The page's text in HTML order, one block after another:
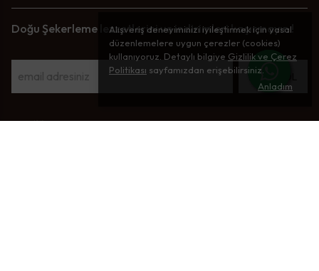
Alışveriş deneyiminizi iyileştirmek için yasal
düzenlemelere uygun çerezler (cookies)
kullanıyoruz. Detaylı bilgiye Gizlilik ve Çerez
Politikası sayfamızdan erişebilirsiniz.
Anladım
Doğu Şekerleme lezzetlerini ve indirimleri kaçırmayın !
ABONE OL